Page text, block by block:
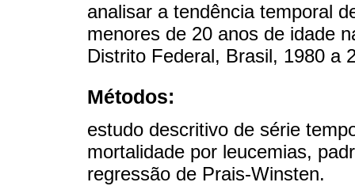
analisar a tendência temporal
menores de 20 anos de idade
Distrito Federal, Brasil, 1980 a
Métodos:
estudo descritivo de série
mortalidade por leucemias,
regressão de Prais-Winsten.